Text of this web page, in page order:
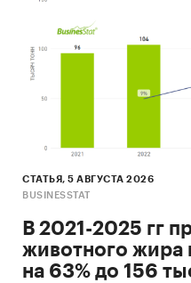
СТАТЬЯ, 5 АВГУСТА 2026
BUSINESSTAT
В 2021-2025 гг
животного жира
на 63% до 156